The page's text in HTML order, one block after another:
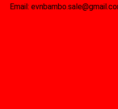
Email: